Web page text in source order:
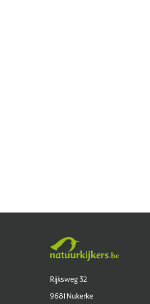
Rijksweg 32
9681 Nukerke